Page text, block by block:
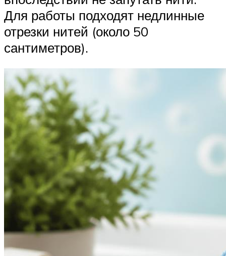
Для работы подходят недлинные
отрезки нитей (около 50
сантиметров).